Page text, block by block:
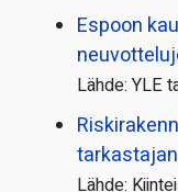
Espoon
Lähde: YLE
Lähde: